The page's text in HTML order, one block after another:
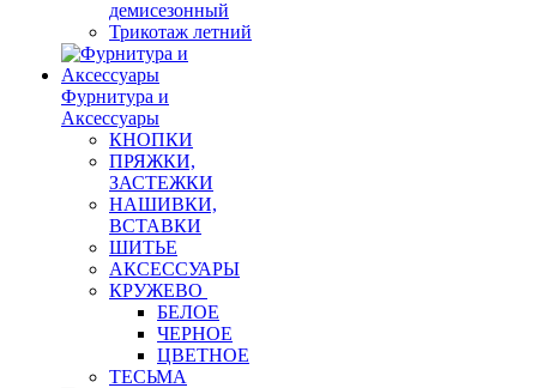
демисезонный
Трикотаж летний
Фурнитура и
Аксессуары
КНОПКИ
ПРЯЖКИ,
ЗАСТЕЖКИ
НАШИВКИ,
ВСТАВКИ
ШИТЬЕ
АКСЕССУАРЫ
КРУЖЕВО
БЕЛОЕ
ЧЕРНОЕ
ЦВЕТНОЕ
ТЕСЬМА